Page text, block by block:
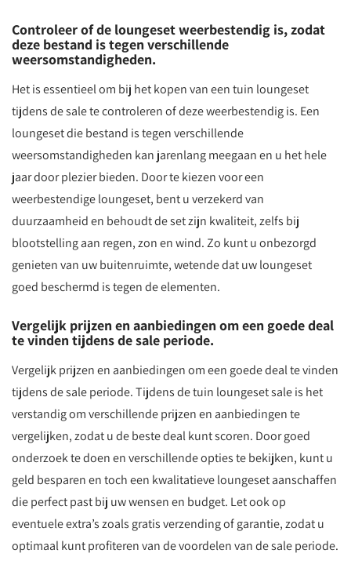
Controleer of de loungeset weerbestendig is, zodat
deze bestand is tegen verschillende
weersomstandigheden.
Het is essentieel om bij het kopen van een tuin loungeset
tijdens de sale te controleren of deze weerbestendig is. Een
loungeset die bestand is tegen verschillende
weersomstandigheden kan jarenlang meegaan en u het hele
jaar door plezier bieden. Door te kiezen voor een
weerbestendige loungeset, bent u verzekerd van
duurzaamheid en behoudt de set zijn kwaliteit, zelfs bij
blootstelling aan regen, zon en wind. Zo kunt u onbezorgd
genieten van uw buitenruimte, wetende dat uw loungeset
goed beschermd is tegen de elementen.
Vergelijk prijzen en aanbiedingen om een goede deal
te vinden tijdens de sale periode.
Vergelijk prijzen en aanbiedingen om een goede deal te vinden
tijdens de sale periode. Tijdens de tuin loungeset sale is het
verstandig om verschillende prijzen en aanbiedingen te
vergelijken, zodat u de beste deal kunt scoren. Door goed
onderzoek te doen en verschillende opties te bekijken, kunt u
geld besparen en toch een kwalitatieve loungeset aanschaffen
die perfect past bij uw wensen en budget. Let ook op
eventuele extra’s zoals gratis verzending of garantie, zodat u
optimaal kunt profiteren van de voordelen van de sale periode.